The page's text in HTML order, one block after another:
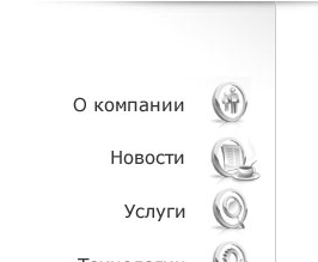
О КОМПАНИИ
НОВОСТИ